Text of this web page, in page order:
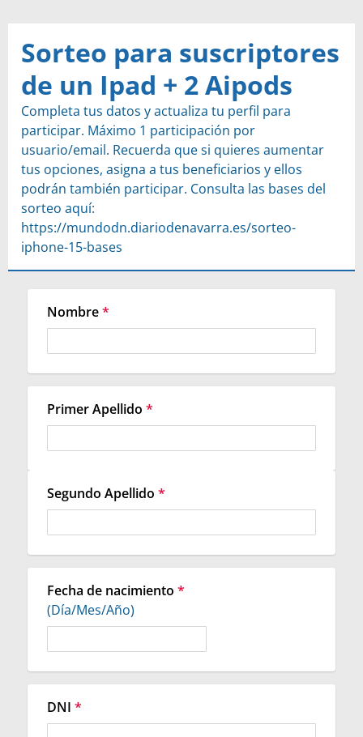
Sorteo para suscriptores
de un Ipad + 2 Aipods
Completa tus datos y actualiza tu perfil para
participar. Máximo 1 participación por
usuario/email. Recuerda que si quieres aumentar
tus opciones, asigna a tus beneficiarios y ellos
podrán también participar. Consulta las bases del
sorteo aquí:
https://mundodn.diariodenavarra.es/sorteo-
iphone-15-bases
Nombre*
Primer Apellido *
Segundo Apellido *
Fecha de nacimiento *
(Día/Mes/Año)
DNI *